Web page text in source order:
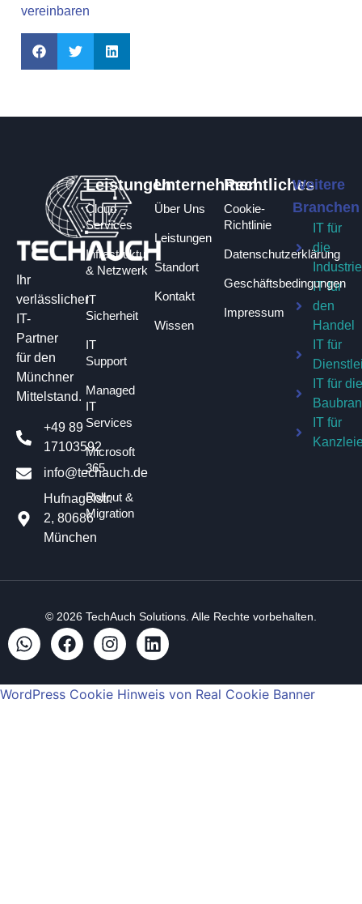
vereinbaren
Ihr
verlässlicher
IT-
Partner
für den
Münchner
Mittelstand.
+49 89
17103592
info@techauch.de
Hufnagelstr.
2, 80686
München
Leistungen
Cloud
Services
Infrastruktur
& Netzwerk
IT
Sicherheit
IT
Support
Managed
IT
Services
Microsoft
365
Rollout &
Migration
Unternehmen
Über Uns
Leistungen
Standort
Kontakt
Wissen
Rechtliches
Cookie-
Richtlinie
Datenschutzerklärung
Geschäftsbedingungen​
Impressum
Weitere
Branchen
IT für
die
Industrie
IT für
den
Handel
IT für
IT für
IT für
© 2026 TechAuch Solutions. Alle Rechte vorbehalten.
WordPress Cookie Hinweis von Real Cookie Banner